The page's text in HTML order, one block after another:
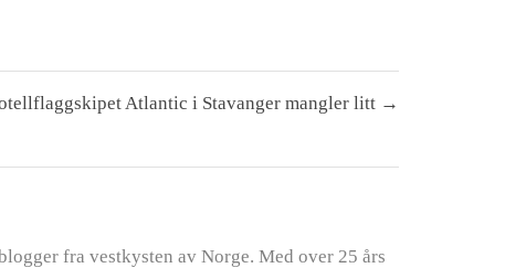
Atlantic i Stavanger mangler litt →
fra vestkysten av Norge. Med over 25 års